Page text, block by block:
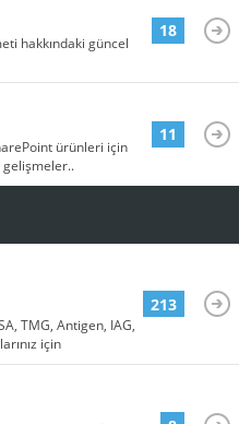
hakkındaki güncel
18
ürünleri için
gelişmeler..
11
TMG, Antigen, IAG,
için
213